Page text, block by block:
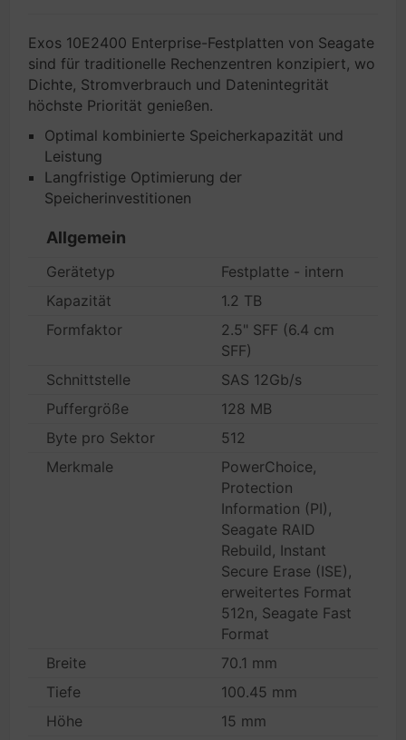
Exos 10E2400 Enterprise-Festplatten von Seagate
sind für traditionelle Rechenzentren konzipiert, wo
Dichte, Stromverbrauch und Datenintegrität
höchste Priorität genießen.
Optimal kombinierte Speicherkapazität und
Leistung
Langfristige Optimierung der
Speicherinvestitionen
Allgemein
Gerätetyp
Festplatte - intern
Kapazität
1.2 TB
Formfaktor
2.5" SFF (6.4 cm
SFF)
Schnittstelle
SAS 12Gb/s
Puffergröße
128 MB
Byte pro Sektor
512
Merkmale
PowerChoice,
Protection
Information (PI),
Seagate RAID
Rebuild, Instant
Secure Erase (ISE),
erweitertes Format
512n, Seagate Fast
Format
Breite
70.1 mm
Tiefe
100.45 mm
Höhe
15 mm